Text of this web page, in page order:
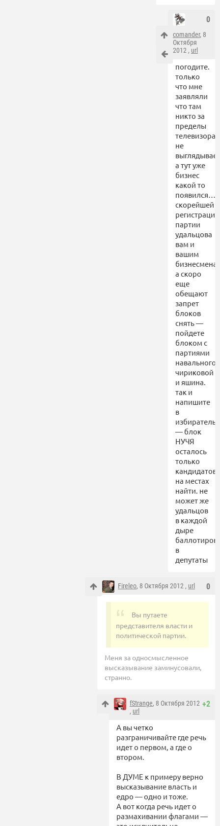
0
comander, 8
Октября
2012 , url
погодите.
только
что мне
заявляли
что там
никто за
пределы
телевизора
не
а тут уже
бизнес
какой то
появился…
скорейшей
регистрации
партии
удальцова
вам и
вашим
а скоро
еще
обещают
запрет
блоков
снять —
пойдете
блоком с
партиями
навального,
чириковой
и яшина.
так и
напишите
в
— блок
НУЧЯ
осталось
только
кандидатов
на местах
найти. не
может же
удальцов
в каждой
дыре
в
депутаты
0
Fireleo, 8 Октября 2012 , url
Вы путаете
представителя власти и
политической партии.
Меня за односмысленное
высказывание заминусовали,
странно.
+2
fStrange, 8 Октября 2012
, url
А вы четко
разграничивайте где речь
идет о первом, а где о
втором.
В ДУМЕ к примеру верно
высказывание власть и
едро — одно и тоже.
А вот когда речь идет о
размахивании флагами —